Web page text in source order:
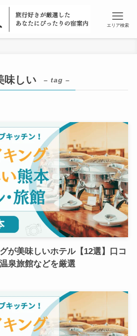
エリア検索
味しい – tag –
が美味しいホテル【12選】口コ
泉旅館などを厳選